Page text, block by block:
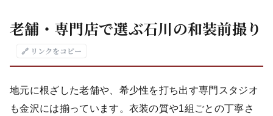
老舗・専門店で選ぶ石川の和装前撮り
🔗 リンクをコピー
地元に根ざした老舗や、希少性を打ち出す専門スタジオ
も金沢には揃っています。衣装の質や1組ごとの丁寧さ